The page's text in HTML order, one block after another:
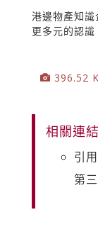
港邊物產知
更多元的認識
396.52
相關連
引
第